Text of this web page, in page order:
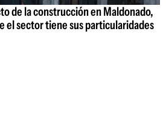
de la construcción en Maldonado,
el sector tiene sus particularidades